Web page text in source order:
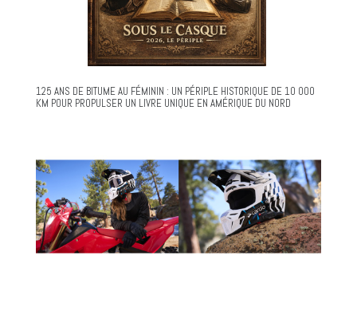
125 ANS DE BITUME AU FÉMININ : UN PÉRIPLE HISTORIQUE DE 10 000
KM POUR PROPULSER UN LIVRE UNIQUE EN AMÉRIQUE DU NORD